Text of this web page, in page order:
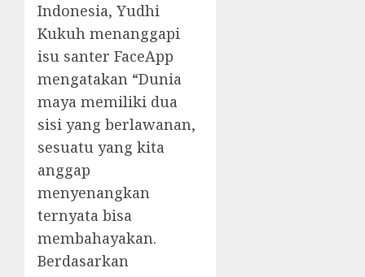
Indonesia, Yudhi
Kukuh menanggapi
isu santer FaceApp
mengatakan “Dunia
maya memiliki dua
sisi yang berlawanan,
sesuatu yang kita
anggap
menyenangkan
ternyata bisa
membahayakan.
Berdasarkan